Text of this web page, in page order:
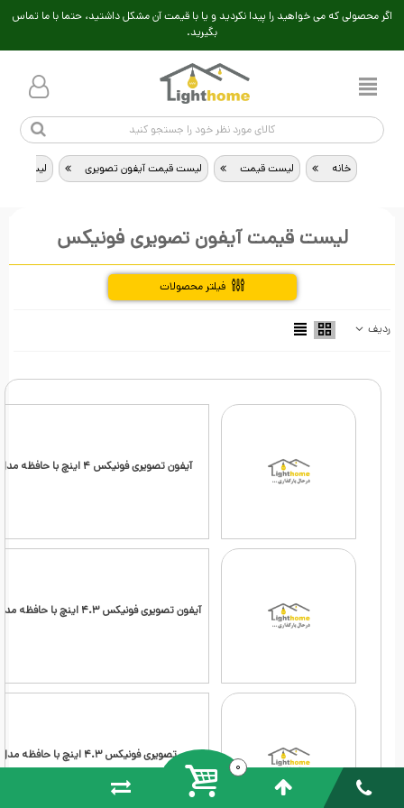
اگر محصولی که می خواهید را پیدا نکردید و یا با قیمت آن مشکل داشتید، حتما با ما تماس
بگیرید.
خانه > لیست قیمت > لیست قیمت آیفون تصویری > لیست
لیست قیمت آیفون تصویری فونیکس
فیلتر محصولات
ردیف
آیفون تصویری فونیکس 4 اینچ با حافظه مدل PHT-43
آیفون تصویری فونیکس 4.3 اینچ با حافظه مدل PHT-43B
آیفون تصویری فونیکس 4.3 اینچ با حافظه مدل PHT-43B2
0